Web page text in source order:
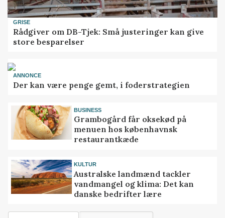
GRISE
Rådgiver om DB-Tjek: Små justeringer kan give
store besparelser
ANNONCE
Der kan være penge gemt, i foderstrategien
BUSINESS
Grambogård får oksekød på
menuen hos københavnsk
restaurantkæde
KULTUR
Australske landmænd tackler
vandmangel og klima: Det kan
danske bedrifter lære